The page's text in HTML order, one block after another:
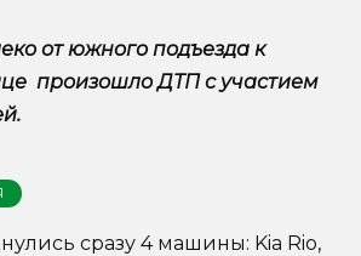
от южного подъезда к
произошло ДТП с участием
сразу 4 машины: Kia Rio,